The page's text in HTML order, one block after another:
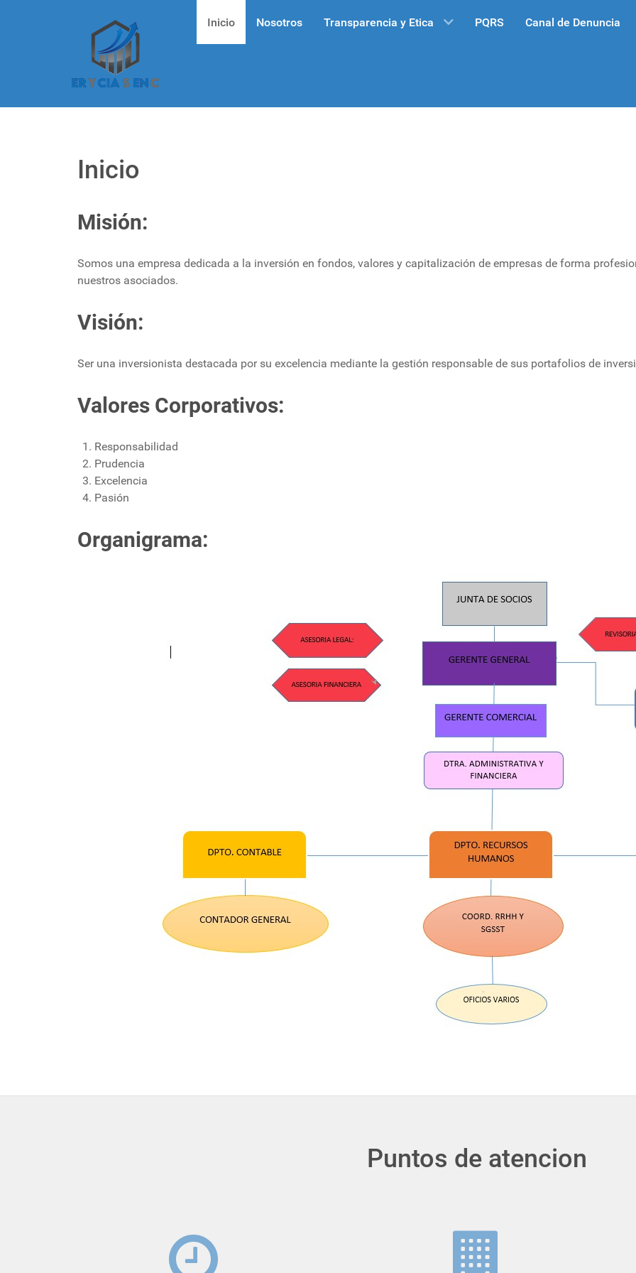
Inicio Nosotros Transparencia y Etica PQRS Canal de Denuncia
Inicio
Misión:
Somos una empresa dedicada a la inversión en fondos, valores y capitalización de empresas de forma
nuestros asociados.
Visión:
Ser una inversionista destacada por su excelencia mediante la gestión responsable de sus portafolios de
Valores Corporativos:
Responsabilidad
Prudencia
Excelencia
Pasión
Organigrama:
Puntos de atencion